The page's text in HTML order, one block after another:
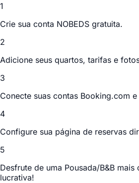
1
Crie sua conta NOBEDS gratuita.
2
Adicione seus quartos, tarifas e
3
Conecte suas contas Booking.com
4
Configure sua página de reservas
5
Desfrute de uma Pousada/B&B mais
lucrativa!